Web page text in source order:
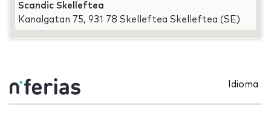
Scandic Skelleftea
Kanalgatan 75, 931 78 Skelleftea Skelleftea (SE)
Idioma